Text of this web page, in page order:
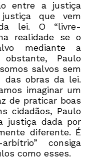
entre a justiça
que vem
lei. O “livre-
realidade se o
mediante a
Paulo
salvos sem
das obras da lei.
imaginar um
de praticar boas
cidadãos, Paulo
justiça dada por
diferente. É
consiga
como esses.